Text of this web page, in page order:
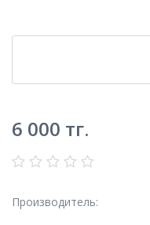
6 000 тг.
Производитель: